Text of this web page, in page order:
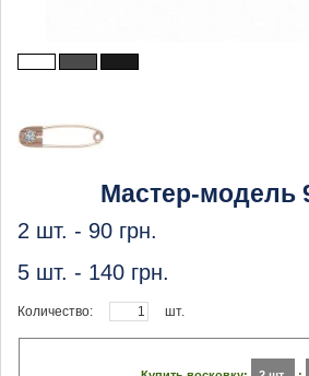
Мастер-модель
2 шт. - 90 грн.
5 шт. - 140 грн.
Количество: шт.